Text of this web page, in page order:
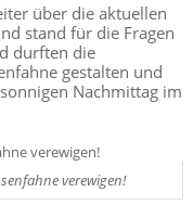
über die aktuellen
stand für die Fragen
durften die
gestalten und
Nachmittag im
verewigen!